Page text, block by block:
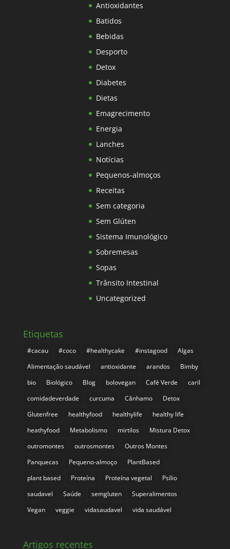
Antioxidantes
Batidos
Bebidas
Desporto
Detox
Diabetes
Dietas
Emagrecimento
Energia
Lanches
Notícias
Pequenos-almoços
Receitas
Sem categoria
Sem Glúten
Sistema Imunológico
Sobremesas
Sopas
Trânsito Intestinal
Uncategorized
Etiquetas
#cacau #coco #healthycake #instagood
Algas
Alimentação saudável
antioxidante arandos
Bimby
bio
Biológico Blog bolovegan Café Verde
caril
comidadeverdade
curcuma Cânhamo
Detox
Glutenfree
healthyfood healthylife
healthy life
heathyfood
Metabolismo mirtilos
Mistura Detox
outromontes
outrosmontes
Outros Montes
Panquecas
Pequeno-almoço
PlantBased
plant based
Proteína Proteína vegetal
Psílio
saudavel
Saúde semgluten
Superalimentos
Vegan
veggie vidasaudavel vida saudável
Artigos recentes